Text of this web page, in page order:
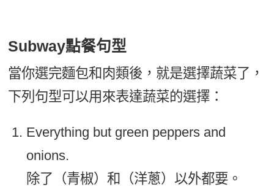
Subway點餐句型
當你選完麵包和肉類後，就是選擇蔬菜了，
下列句型可以用來表達蔬菜的選擇：
Everything but green peppers and
onions.
除了（青椒）和（洋蔥）以外都要。